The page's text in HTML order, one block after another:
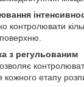
контролювати
з регульованим
кожного етапу